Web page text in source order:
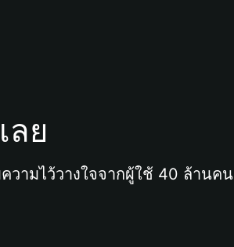
ลย
ามไว้วางใจจากผู้ใช้ 40 ล้านคน